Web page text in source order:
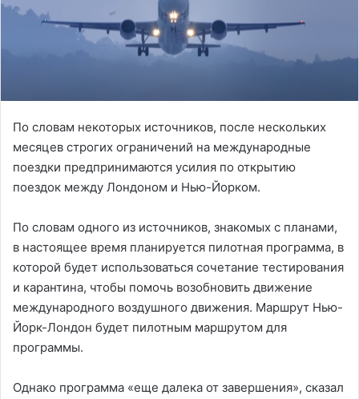
По словам некоторых источников, после нескольких
месяцев строгих ограничений на международные
поездки предпринимаются усилия по открытию
поездок между Лондоном и Нью-Йорком.
По словам одного из источников, знакомых с планами,
в настоящее время планируется пилотная программа, в
которой будет использоваться сочетание тестирования
и карантина, чтобы помочь возобновить движение
международного воздушного движения. Маршрут Нью-
Йорк-Лондон будет пилотным маршрутом для
программы.
Однако программа «еще далека от завершения», сказал